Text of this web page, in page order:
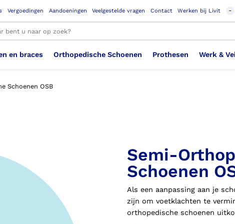
Vergoedingen Aandoeningen Veelgestelde vragen Contact Werken bij Livit
en braces
Pols
Rug
Orthopedische Schoenen
Verbandschoen Werk
Prothesen
Hand & Vinger prothese
Werk &
Schoenen OSB
Semi-
Schoenen
Als een aanpassing aan je
zijn om voetklachten te
orthopedische schoenen